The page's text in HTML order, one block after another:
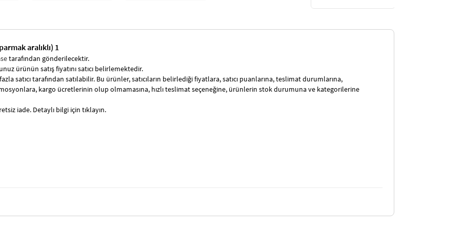
aralıklı) 1
tarafından gönderilecektir.
ürünün satış fiyatını satıcı belirlemektedir.
satıcı tarafından satılabilir. Bu ürünler, satıcıların belirlediği fiyatlara, satıcı puanlarına, teslimat durumlarına,
kargo ücretlerinin olup olmamasına, hızlı teslimat seçeneğine, ürünlerin stok durumuna ve kategorilerine
iade. Detaylı bilgi için tıklayın.